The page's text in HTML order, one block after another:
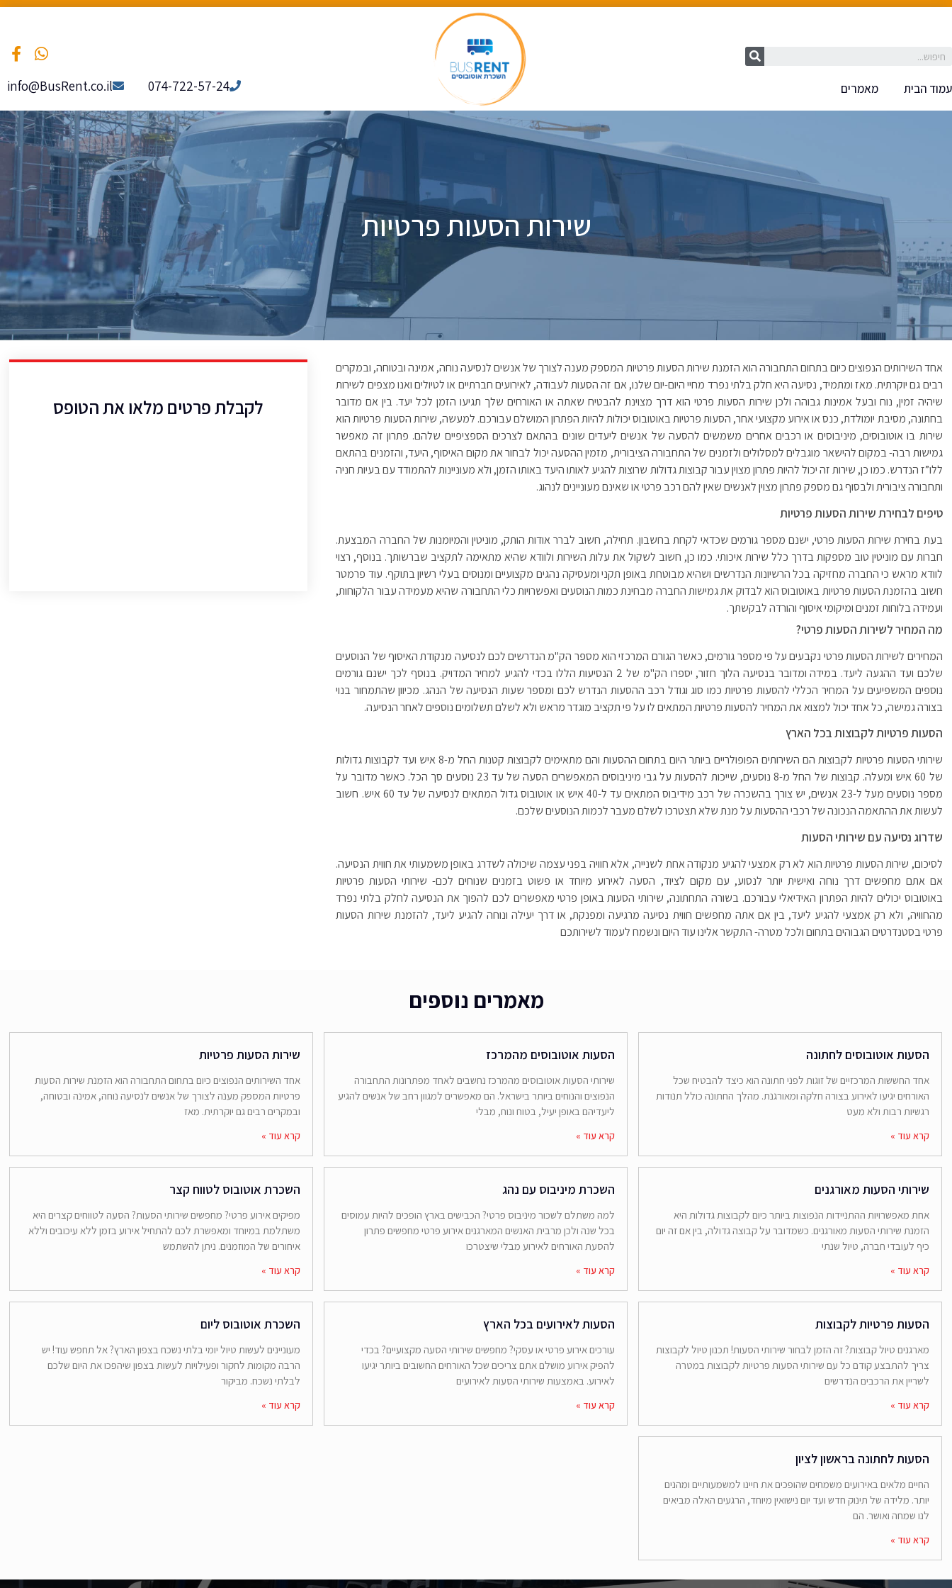
עמוד הבית מאמרים 074-722-57-24
info@BusRent.co.il
שירות הסעות פרטיות
אחד השירותים הנפוצים כיום בתחום התחבורה הוא הזמנת שירות הסעות פרטיות המספק מענה לצורך של אנשים לנסיעה נוחה, אמינה ובטוחה, ובמקרים
רבים גם יוקרתית. מאז ומתמיד, נסיעה היא חלק בלתי נפרד מחיי היום-יום שלנו, אם זה הסעות לעבודה, לאירועים חברתיים או לטיולים ואנו מצפים לשירות
שיהיה זמין, נוח ובעל אמינות גבוהה ולכן שירות הסעות פרטי הוא דרך מצוינת להבטיח שאתה או האורחים שלך תגיעו הזמן לכל יעד. בין אם מדובר
בחתונה, מסיבת יומולדת, כנס או אירוע מקצועי אחר, הסעות פרטיות באוטובוס יכולות להיות הפתרון המושלם עבורכם. למעשה, שירות הסעות פרטיות הוא
שירות בו אוטובוסים, מיניבוסים או רכבים אחרים משמשים להסעה של אנשים ליעדים שונים בהתאם לצרכים הספציפיים שלהם. פתרון זה מאפשר
גמישות רבה- במקום להישאר מוגבלים למסלולים ולזמנים של התחבורה הציבורית, מזמין ההסעה יכול לבחור את מקום האיסוף, היעד, והזמנים בהתאם
ללו”ז הנדרש. כמו כן, שירות זה יכול להיות פתרון מצוין עבור קבוצות גדולות שרוצות להגיע לאותו היעד באותו הזמן, ולא מעוניינות להתמודד עם בעיות חניה
ותחבורה ציבורית ולבסוף גם מספק פתרון מצוין לאנשים שאין להם רכב פרטי או שאינם מעוניינים לנהוג.
טיפים לבחירת שירות הסעות פרטיות
בעת בחירת שירות הסעות פרטי, ישנם מספר גורמים שכדאי לקחת בחשבון. תחילה, חשוב לברר אודות הותק, מוניטין והמיומנות של החברה המבצעת.
חברות עם מוניטין טוב מספקות בדרך כלל שירות איכותי. כמו כן, חשוב לשקול את עלות השירות ולוודא שהיא מתאימה לתקציב שברשותך. בנוסף, רצוי
לוודא מראש כי החברה מחזיקה בכל הרשיונות הנדרשים ושהיא מבוטחת באופן תקני ומעסיקה נהגים מקצועיים ומנוסים בעלי רשיון בתוקף. עוד פרמטר
חשוב בהזמנת הסעות פרטיות באוטובוס הוא לבדוק את גמישות החברה מבחינת כמות הנוסעים ואפשרויות כלי התחבורה שהיא מעמידה עבור הלקוחות,
ועמידה בלוחות זמנים ומיקומי איסוף והורדה לבקשתך.
מה המחיר לשירות הסעות פרטי?
המחירים לשירות הסעות פרטי נקבעים על פי מספר גורמים, כאשר הגורם המרכזי הוא מספר הק"מ הנדרשים לכם לנסיעה מנקודת האיסוף של הנוסעים
שלכם ועד ההגעה ליעד. במידה ומדובר בנסיעה הלוך חזור, יספרו הק"מ של 2 הנסיעות הללו בכדי להגיע למחיר המדויק. בנוסף לכך ישנם גורמים
נוספים המשפיעים על המחיר הכללי להסעות פרטיות כמו סוג וגודל רכב ההסעות הנדרש לכם ומספר שעות הנסיעה של הנהג. מכיוון שהתמחור בנוי
בצורה גמישה, כל אחד יכול למצוא את המחיר להסעות פרטיות המתאים לו על פי תקציב מוגדר מראש ולא לשלם תשלומים נוספים לאחר הנסיעה.
הסעות פרטיות לקבוצות בכל הארץ
שירותי הסעות פרטיות לקבוצות הם השירותים הפופולריים ביותר היום בתחום ההסעות והם מתאימים לקבוצות קטנות החל מ-8 איש ועד לקבוצות גדולות
של 60 איש ומעלה. קבוצות של החל מ-8 נוסעים, שייכות להסעות על גבי מיניבוסים המאפשרים הסעה של עד 23 נוסעים סך הכל. כאשר מדובר על
מספר נוסעים מעל ל-23 אנשים, יש צורך בהשכרה של רכב מידיבוס המתאים עד ל-40 איש או אוטובוס גדול המתאים לנסיעה של עד 60 איש. חשוב
לעשות את ההתאמה הנכונה של רכבי ההסעות על מנת שלא תצטרכו לשלם מעבר לכמות הנוסעים שלכם.
שדרוג נסיעה עם שירותי הסעות
לסיכום, שירות הסעות פרטיות הוא לא רק אמצעי להגיע מנקודה אחת לשנייה, אלא חוויה בפני עצמה שיכולה לשדרג באופן משמעותי את חווית הנסיעה.
אם אתם מחפשים דרך נוחה ואישית יותר לנסוע, עם מקום לציוד, הסעה לאירוע מיוחד או פשוט בזמנים שנוחים לכם- שירותי הסעות פרטיות
באוטובוס יכולים להיות הפתרון האידיאלי עבורכם. בשורה התחתונה, שירותי הסעות באופן פרטי מאפשרים לכם להפוך את הנסיעה לחלק בלתי נפרד
מהחוויה, ולא רק אמצעי להגיע ליעד, בין אם אתה מחפשים חווית נסיעה מרגיעה ומפנקת, או דרך יעילה ונוחה להגיע ליעד, להזמנת שירות הסעות
פרטי בסטנדרטים הגבוהים בתחום ולכל מטרה- התקשר אלינו עוד היום ונשמח לעמוד לשירותכם
לקבלת פרטים מלאו את הטופס
מאמרים נוספים
הסעות אוטובוסים לחתונה
אחד החששות המרכזיים של זוגות לפני חתונה הוא כיצד להבטיח שכל
האורחים יגיעו לאירוע בצורה חלקה ומאורגנת. מהלך החתונה כולל תנודות
רגשיות רבות ולא מעט
קרא עוד »
הסעות אוטובוסים מהמרכז
שירותי הסעות אוטובוסים מהמרכז נחשבים לאחד מפתרונות התחבורה
הנפוצים והנוחים ביותר בישראל. הם מאפשרים למגוון רחב של אנשים להגיע
ליעדיהם באופן יעיל, בטוח ונוח, מבלי
קרא עוד »
שירות הסעות פרטיות
אחד השירותים הנפוצים כיום בתחום התחבורה הוא הזמנת שירות הסעות
פרטיות המספק מענה לצורך של אנשים לנסיעה נוחה, אמינה ובטוחה,
ובמקרים רבים גם יוקרתית. מאז
קרא עוד »
שירותי הסעות מאורגנים
אחת מאפשרויות ההתניידות הנפוצות ביותר כיום לקבוצות גדולות היא
הזמנת שירותי הסעות מאורגנים. כשמדובר על קבוצה גדולה, בין אם זה יום
כיף לעובדי חברה, טיול שנתי
קרא עוד »
השכרת מיניבוס עם נהג
למה משתלם לשכור מיניבוס פרטי? הכבישים בארץ הופכים להיות עמוסים
בכל שנה ולכן מרבית האנשים המארגנים אירוע פרטי מחפשים פתרון
להסעת האורחים לאירוע מבלי שיצטרכו
קרא עוד »
השכרת אוטובוס לטווח קצר
מפיקים אירוע פרטי? מחפשים שירותי הסעות? הסעה לטווחים קצרים היא
משתלמת במיוחד ומאפשרת לכם להתחיל אירוע בזמן ללא עיכובים וללא
איחורים של המוזמנים. ניתן להשתמש
קרא עוד »
הסעות פרטיות לקבוצות
מארגנים טיול קבוצות? זה הזמן לבחור שירותי הסעות! תכנון טיול לקבוצות
צריך להתבצע קודם כל עם שירותי הסעות פרטיות לקבוצות במטרה
לשריין את הרכבים הנדרשים
קרא עוד »
הסעות לאירועים בכל הארץ
עורכים אירוע פרטי או עסקי? מחפשים שירותי הסעה מקצועיים? בכדי
להפיק אירוע מושלם אתם צריכים שכל האורחים החשובים ביותר יגיעו
לאירוע. באמצעות שירותי הסעות לאירועים
קרא עוד »
השכרת אוטובוס ליום
מעוניינים לעשות טיול יומי בלתי נשכח בצפון הארץ? אל תחפש עוד! יש
הרבה מקומות לחקור ופעילויות לעשות בצפון שיהפכו את היום שלכם
לבלתי נשכח. מביקור
קרא עוד »
הסעות לחתונה בראשון לציון
החיים מלאים באירועים משמחים שהופכים את חיינו למשמעותיים ומהנים
יותר. מלידה של תינוק חדש ועד יום נישואין מיוחד, הרגעים האלה מביאים
לנו שמחה ואושר. הם
קרא עוד »